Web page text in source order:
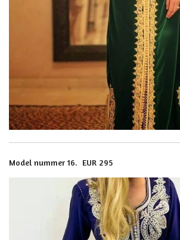
Model nummer 16. EUR 295